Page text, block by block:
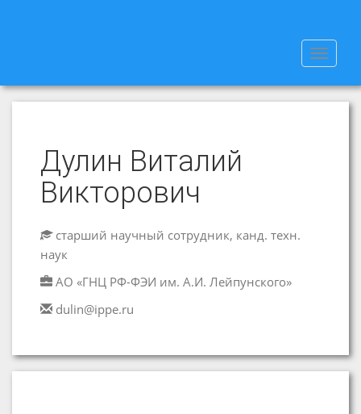
Toggle
Дулин Виталий
Викторович
старший научный сотрудник, канд. техн.
наук
АО «ГНЦ РФ-ФЭИ им. А.И. Лейпунского»
dulin@ippe.ru